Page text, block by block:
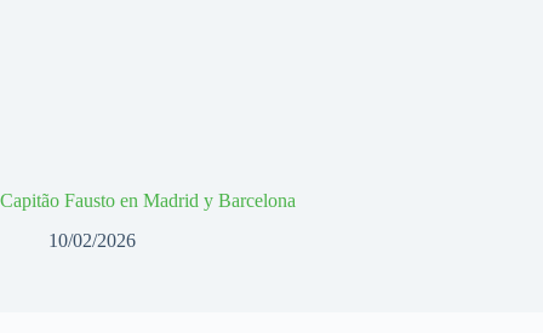
Capitão Fausto en Madrid y Barcelona
10/02/2026